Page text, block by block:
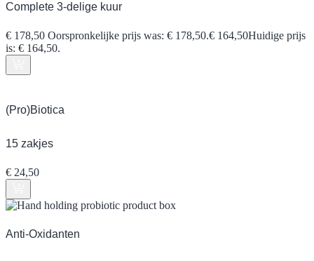
Complete 3-delige kuur
€ 178,50 Oorspronkelijke prijs was: € 178,50.€ 164,50Huidige prijs
is: € 164,50.
(Pro)Biotica
15 zakjes
€ 24,50
Anti-Oxidanten